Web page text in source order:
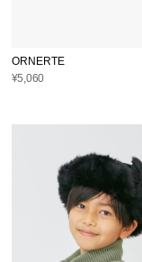
ORNERTE
¥5,060